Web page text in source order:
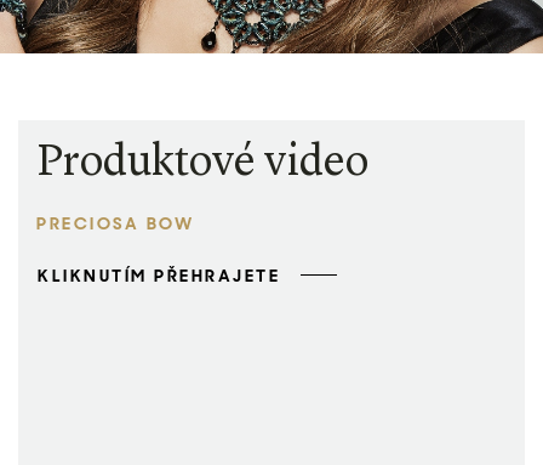
Produktové video
PRECIOSA BOW
KLIKNUTÍM PŘEHRAJETE